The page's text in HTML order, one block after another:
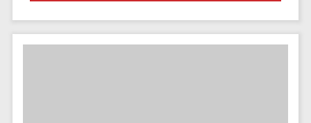
図面検索システム>
施工管理アプリ>
設備監視シス